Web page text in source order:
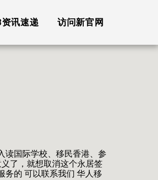
讯速递 访问新官网
读国际学校、移民香港、参
了，就想取消这个永居签
务的 可以联系我们 华人移